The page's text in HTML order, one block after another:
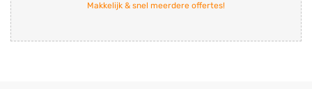
Makkelijk & snel meerdere offertes!